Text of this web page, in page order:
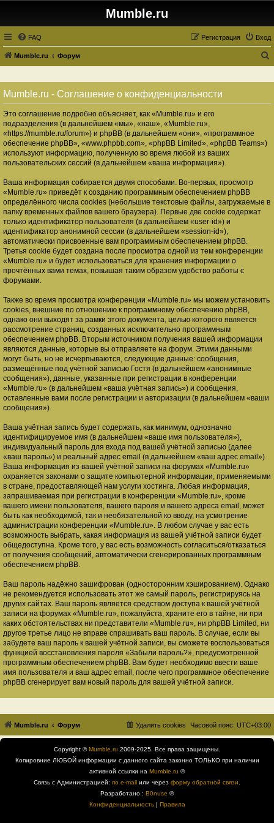
Mumble.ru
FAQ Вход
Регистрация
Mumble.ru Форум
и
Mumble.ru - Соглашение о конфиденциальности
Это соглашение подробно объясняет, как «Mumble.ru» и его
подразделения (в дальнейшем «мы», «наш», «Mumble.ru»,
«https://mumble.ru/forum») и phpBB (в дальнейшем «они», «программное
обеспечение phpBB», «www.phpbb.com», «phpBB Limited», «phpBB Teams»)
используют информацию, полученную во время любой из ваших
пользовательских сессий (в дальнейшем «ваша информация»).
Ваша информация собирается двумя способами. Во-первых, просмотр
«Mumble.ru» приведёт к созданию программным обеспечением phpBB
определённого числа cookies (небольшие текстовые файлы, загружаемые в
папку временных файлов вашего браузера). Первые две cookie содержат
только идентификатор пользователя (в дальнейшем «user-id») и
идентификатор анонимной сессии (в дальнейшем «session-id»),
автоматически присвоенные вам программным обеспечением phpBB.
Третья cookie будет создана после просмотра одной из тем конференции
«Mumble.ru» и будет использоваться для хранения информации о
прочтённых вами темах, повышая таким образом удобство работы с
форумами.
Также во время просмотра конференции «Mumble.ru» мы можем установить
cookies, внешние по отношению к программному обеспечению phpBB,
однако они выходят за рамки этого документа, целью которого является
рассмотрение страниц, созданных исключительно программным
обеспечением phpBB. Вторым источником получения вашей информации
являются данные, которые вы отправляете на форум. Этими данными
могут быть, но не исчерпываются, следующие данные: сообщения,
размещённые под учётной записью Гостя (в дальнейшем «анонимные
сообщения»), данные, указанные при регистрации в конференции
«Mumble.ru» (в дальнейшем «ваша учётная запись») и сообщения,
оставленные вами после регистрации и авторизации (в дальнейшем «ваши
сообщения»).
Ваша учётная запись будет содержать, как минимум, однозначно
идентифицируемое имя (в дальнейшем «ваше имя пользователя»),
индивидуальный пароль для входа под вашей учётной записью (далее
«ваш пароль») и реальный адрес email (в дальнейшем «ваш адрес email»).
Ваша информация из вашей учётной записи на форумах «Mumble.ru»
охраняется законами о защите компьютерной информации, применяемыми
в стране, предоставляющей нам услуги хостинга. Любая информация,
запрашиваемая при регистрации в конференции «Mumble.ru», кроме
вашего имени пользователя, вашего пароля и вашего адреса email, может
быть как необходимой, так и необязательной ко вводу, на усмотрение
администрации конференции «Mumble.ru». В любом случае у вас есть
возможность выбрать, какая информация из вашей учётной записи будет
общедоступна. Кроме того, у вас есть возможность согласиться/отказаться
от получения сообщений, автоматически сгенерированных программным
обеспечением phpBB.
Ваш пароль надёжно зашифрован (односторонним хэшированием). Однако
не рекомендуется использовать этот же самый пароль, регистрируясь на
других сайтах. Ваш пароль является средством доступа к вашей учётной
записи на форумах «Mumble.ru», пожалуйста, храните его в тайне, ни при
каких обстоятельствах ни представители «Mumble.ru», ни phpBB Limited, ни
другое третье лицо не вправе спрашивать ваш пароль. В случае, если вы
забудете ваш пароль к вашей учётной записи, вы сможете воспользоваться
функцией восстановления пароля «Забыли пароль?», предусмотренной
программным обеспечением phpBB. Вам будет необходимо ввести ваше
имя пользователя и ваш адрес email, после чего программное обеспечение
phpBB сгенерирует вам новый пароль для вашей учётной записи.
Mumble.ru Форум Часовой пояс: UTC+03:00
Удалить cookies
Copyright ©Mumble.ru 2009-2025. Все права защищены.
Копировние ЛЮБОЙ информации с данного сайта законно ТОЛЬКО при наличии
активной ссылки на Mumble.ru ®
Связь с Администрацией: по e-mail или через форму обратной связи
Разработано : B0nuse ®
Конфиденциальность| Правила